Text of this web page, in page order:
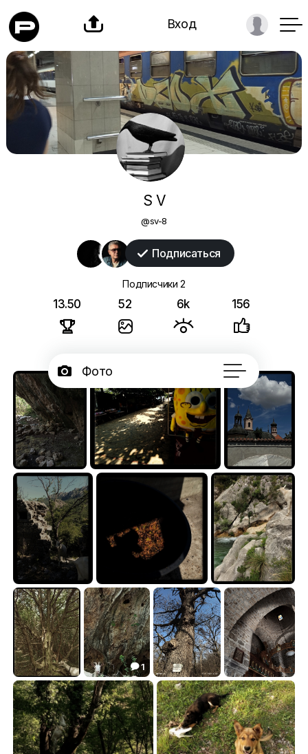
 Вход
S V
@sv-8
 Подписаться
Подписчики 2
13.50

52

6k

156

 Фото
 Портфолио 50
 Подписчики
 Об авторе
...
~~~
0.00
~~~ ~~~
0.00
~~~
0.00
~~~
7.68
~~~
1.68
~~~
0.00
~~~
1.44
 1
древо знаний
3.64
~~~
4.69